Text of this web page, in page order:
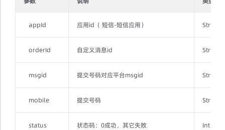
appId 应用id（ 短信-短信应用） String
orderId 自定义消息id String
msgid 提交号码对应平台msgid String
mobile 提交号码 String
status 状态码：0成功，其它失败 Int